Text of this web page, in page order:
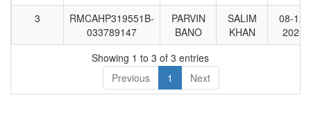
3
RMCAHP319551B-
033789147
PARVIN
BANO
SALIM
KHAN
08-12-
2023
Showing 1 to 3 of 3 entries
Previous
1 Next